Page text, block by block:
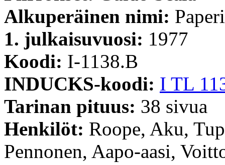
Alkuperäinen nimi:
1. julkaisuvuosi: 1977
Koodi: I-1138.B
INDUCKS-koodi: I TL
Tarinan pituus: 38 sivua
Henkilöt: Roope, Aku,
Pennonen, Aapo-aasi,